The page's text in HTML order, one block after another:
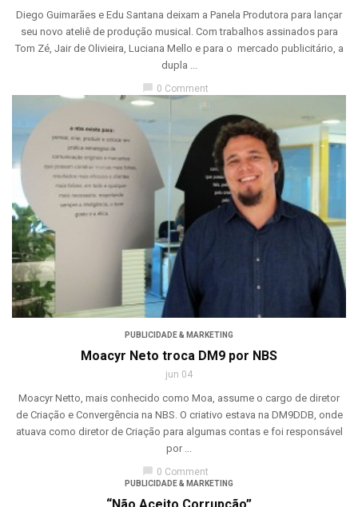
Diego Guimarães e Edu Santana deixam a Panela Produtora para lançar
seu novo ateliê de produção musical. Com trabalhos assinados para
Tom Zé, Jair de Olivieira, Luciana Mello e para o mercado publicitário, a
dupla ...
chat_bubble 0 Comment
PUBLICIDADE & MARKETING
Moacyr Neto troca DM9 por NBS
jun 04
Moacyr Netto, mais conhecido como Moa, assume o cargo de diretor
de Criação e Convergência na NBS. O criativo estava na DM9DDB, onde
atuava como diretor de Criação para algumas contas e foi responsável
por ...
0 Comment
PUBLICIDADE & MARKETING
“Não Aceito Corrupção”